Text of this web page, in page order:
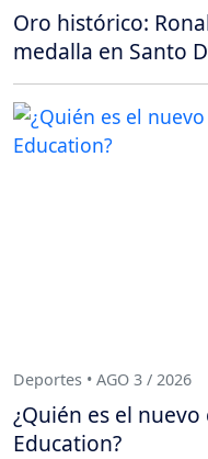
Oro histórico:
medalla en Santo
Deportes • AGO 3 / 2026
¿Quién es el
Education?